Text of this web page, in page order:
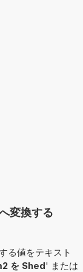
変換する
る値をテキスト
を Shed' または